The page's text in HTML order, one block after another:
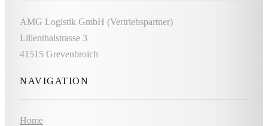
AMG Logistik GmbH (Vertriebspartner)
Lilienthalstrasse 3
41515 Grevenbroich
NAVIGATION
Home